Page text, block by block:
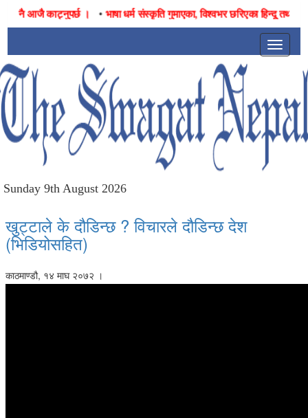
आजै काट्नुपर्छ । • भाषा धर्म संस्कृति गुमाएका, विश्वभर छरिएका हिन्दू तथा
Toggle
Sunday 9th August 2026
खुट्टाले के दौडिन्छ ? विचारले दौडिन्छ देश
(भिडियोसहित)
काठमाण्डौ, १४ माघ २०७२ ।